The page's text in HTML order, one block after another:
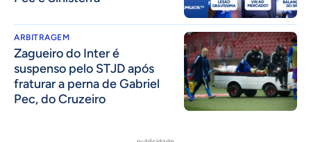
ARBITRAGEM
Zagueiro do Inter é
suspenso pelo STJD após
fraturar a perna de Gabriel
Pec, do Cruzeiro